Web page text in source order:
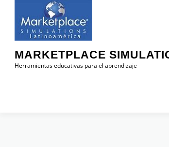
contenido
MARKETPLACE
Herramientas educativas para el aprendizaje